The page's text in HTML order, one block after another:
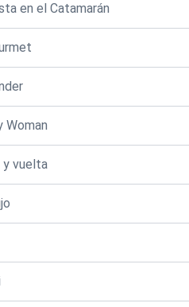
en el Catamarán
Woman
y vuelta